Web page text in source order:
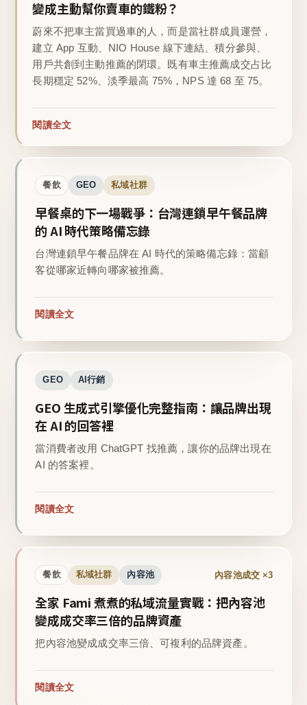
變成主動幫你賣車的鐵粉？
蔚來不把車主當買過車的人，而是當社群成員運營，
建立 App 互動、NIO House 線下連結、積分參與、
用戶共創到主動推薦的閉環。既有車主推薦成交占比
長期穩定 52%、淡季最高 75%，NPS 達 68 至 75。
閱讀全文
餐飲 GEO 私域社群
早餐桌的下一場戰爭：台灣連鎖早午餐品牌
的 AI 時代策略備忘錄
台灣連鎖早午餐品牌在 AI 時代的策略備忘錄：當顧
客從哪家近轉向哪家被推薦。
閱讀全文
GEO AI行銷
GEO 生成式引擎優化完整指南：讓品牌出現
在 AI 的回答裡
當消費者改用 ChatGPT 找推薦，讓你的品牌出現在
AI 的答案裡。
閱讀全文
餐飲 私域社群 內容池 內容池成交 ×3
全家 Fami 煮煮的私域流量實戰：把內容池
變成成交率三倍的品牌資產
把內容池變成成交率三倍、可複利的品牌資產。
閱讀全文